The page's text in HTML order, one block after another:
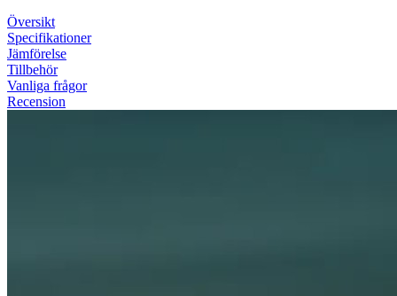
Översikt
Specifikationer
Jämförelse
Tillbehör
Vanliga frågor
Recension